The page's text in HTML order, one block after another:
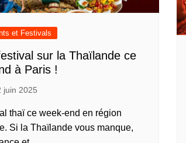
et Festivals
sur la Thaïlande ce
à Paris !
juin 2025
thaï ce week-end en région
Si la Thaïlande vous manque,